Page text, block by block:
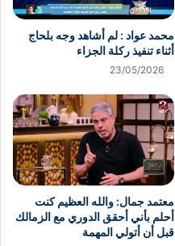
محمد عواد : لم أشاهد وجه بلحاج
أثناء تنفيذ ركلة الجزاء
23/05/2026
معتمد جمال: والله العظيم كنت
أحلم بأني أحقق الدوري مع الزمالك
قبل أن أتولي المهمة